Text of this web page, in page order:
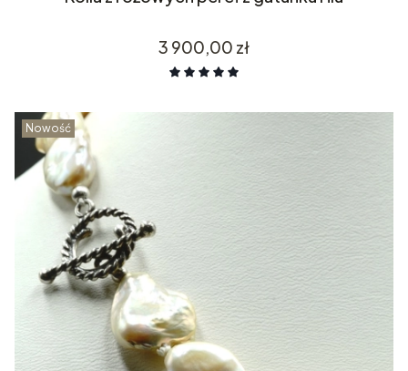
Cena
3 900,00 zł
Nowość